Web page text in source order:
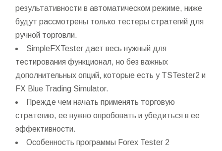
результативности в автоматическом режиме, ниже
будут рассмотрены только тестеры стратегий для
ручной торговли.
SimpleFXTester дает весь нужный для
тестирования функционал, но без важных
дополнительных опций, которые есть у TSTester2 и
FX Blue Trading Simulator.
Прежде чем начать применять торговую
стратегию, ее нужно опробовать и убедиться в ее
эффективности.
Особенность программы Forex Tester 2